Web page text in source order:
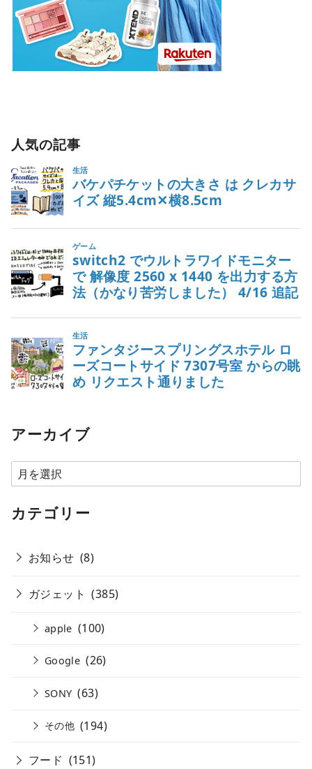
人気の記事
アーカイブ
ア
ー
カ
カテゴリー
お知らせ (8)
ガジェット (385)
apple (100)
Google (26)
SONY (63)
その他 (194)
フード (151)